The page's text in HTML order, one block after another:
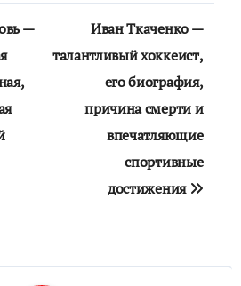
—
Иван Ткаченко —
талантливый хоккеист,
его биография,
причина смерти и
впечатляющие
спортивные
достижения